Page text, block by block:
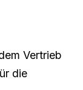
Vertrieb
die